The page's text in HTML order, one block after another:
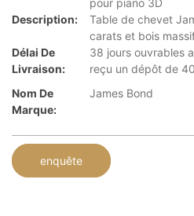
pour piano 3D
Description:
Table de chevet
carats et bois
Délai De
Livraison:
38 jours ouvrables
reçu un dépôt de
Nom De
Marque:
James Bond
enquête